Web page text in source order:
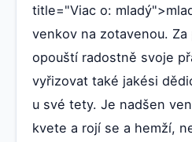
title="Viac o:
venkov na zotavenou.
opouští radostně svoje
vyřizovat také jakési
u své tety. Je nadšen
kvete a rojí se a hemží,